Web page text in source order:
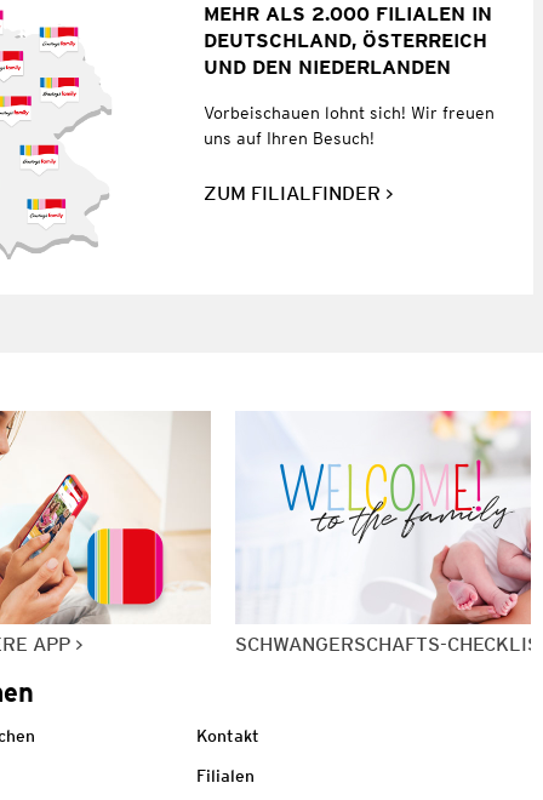
MEHR ALS 2.000 FILIALEN IN
DEUTSCHLAND, ÖSTERREICH
UND DEN NIEDERLANDEN
Vorbeischauen lohnt sich! Wir freuen
uns auf Ihren Besuch!
ZUM FILIALFINDER
APP SCHWANGERSCHAFTS-
Kontakt
Filialen